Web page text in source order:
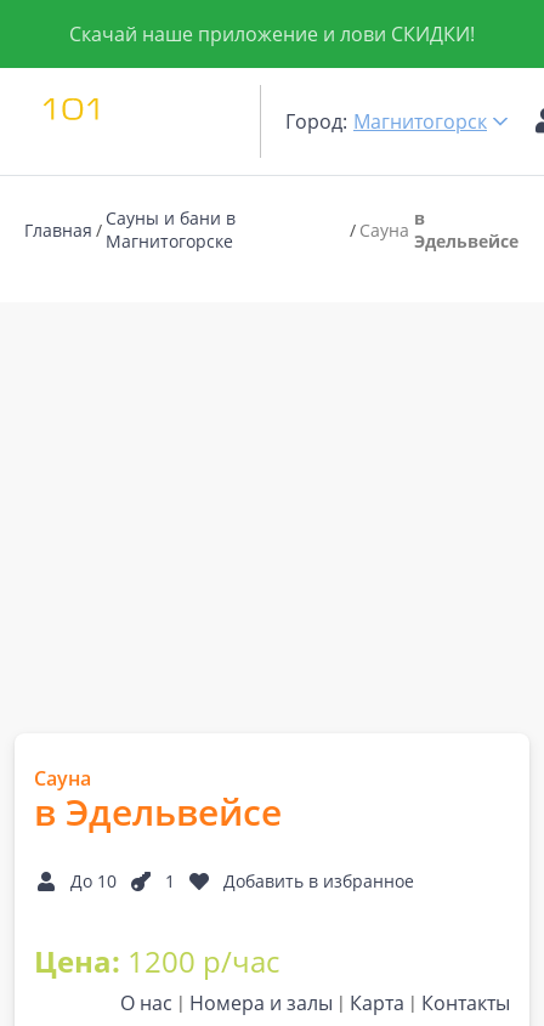
Скачай наше приложение и лови СКИДКИ!
Город: Магнитогорск
Главная
Сауны и бани в
Магнитогорске
Сауна в
Эдельвейсе
Сауна
в Эдельвейсе
До 10 1 Добавить в избранное
Цена: 1200 р/час
О нас Номера и залы Карта Контакты